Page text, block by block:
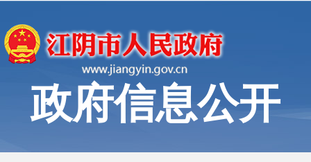
政府信息公开